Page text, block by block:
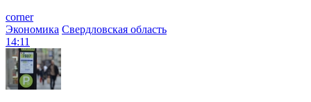
corner
Экономика Свердловская область
14:11